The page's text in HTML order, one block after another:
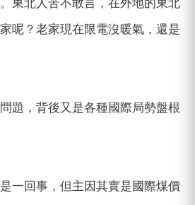
東北人苦不敢言，在外地的東北
呢？老家現在限電沒暖氣，還是
題，背後又是各種國際局勢盤根
一回事，但主因其實是國際煤價